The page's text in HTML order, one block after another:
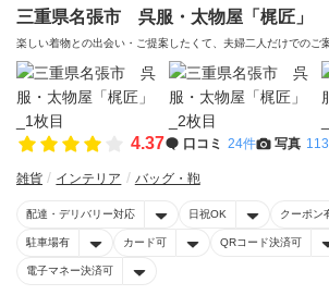
三重県名張市 呉服・太物屋「梶匠」
楽しい着物との出会い・ご提案したくて、夫婦二人だけでのご
4.37 口コミ 24件 写真
雑貨 インテリア バッグ・鞄
配達・デリバリー対応 日祝OK クーポン
駐車場有 カード可 QRコード決済可
電子マネー決済可